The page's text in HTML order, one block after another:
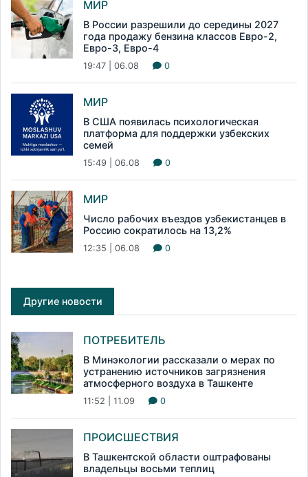
МИР
В России разрешили до середины 2027
года продажу бензина классов Евро-2,
Евро-3, Евро-4
19:47 | 06.08 0
МИР
В США появилась психологическая
платформа для поддержки узбекских
семей
15:49 | 06.08 0
МИР
Число рабочих въездов узбекистанцев в
Россию сократилось на 13,2%
12:35 | 06.08 0
Другие новости
ПОТРЕБИТЕЛЬ
В Минэкологии рассказали о мерах по
устранению источников загрязнения
атмосферного воздуха в Ташкенте
11:52 | 11.09 0
ПРОИСШЕСТВИЯ
В Ташкентской области оштрафованы
владельцы восьми теплиц